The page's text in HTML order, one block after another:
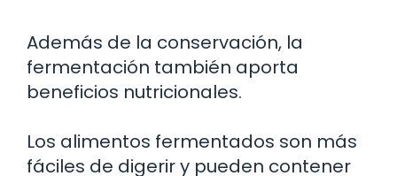
Además de la conservación, la
fermentación también aporta
beneficios nutricionales.
Los alimentos fermentados son más
fáciles de digerir y pueden contener